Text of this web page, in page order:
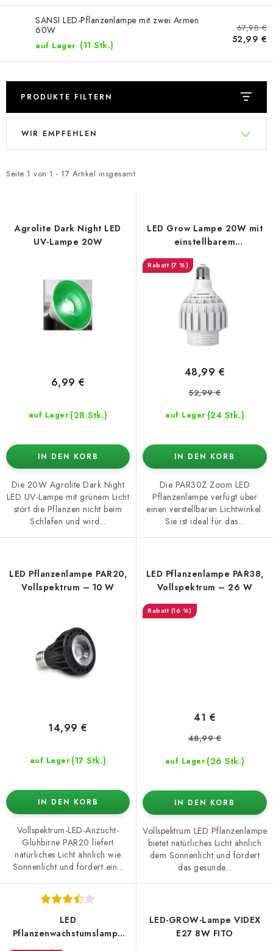
SANSI LED-Pflanzenlampe mit zwei Armen
60W
auf Lager (11 Stk.)
67,98 €
52,99 €
PRODUKTE FILTERN
L
t
e
Seite 1 von 1 - 17 Artikel insgesamt
P
d
WIR EMPFEHLEN
Agrolite Dark Night LED
UV-Lampe 20W
auf Lager (28 Stk.)
6,99 €
IN DEN KORB
Die 20W Agrolite Dark Night
LED UV-Lampe mit grünem Licht
stört die Pflanzen nicht beim
Schlafen und wird...
LED Grow Lampe 20W mit
einstellbarem
Abstrahlwinkel 15°–60°
(7 %)
auf Lager (24 Stk.)
48,99 €
52,99 €
IN DEN KORB
Die PAR30Z Zoom LED
Pflanzenlampe verfügt über
einen verstellbaren Lichtwinkel.
Sie ist ideal für das...
LED Pflanzenlampe PAR20,
Vollspektrum – 10 W
auf Lager (17 Stk.)
14,99 €
IN DEN KORB
Vollspektrum-LED-Anzucht-
Glühbirne PAR20 liefert
natürliches Licht ähnlich wie
Sonnenlicht und fördert ein...
LED Pflanzenlampe PAR38,
Vollspektrum – 26 W
(16 %)
auf Lager (26 Stk.)
41 €
48,99 €
IN DEN KORB
Vollspektrum LED Pflanzenlampe
bietet natürliches Licht ähnlich
dem Sonnenlicht und fördert
das gesunde...
LED
Pflanzenwachstumslampe
LED-GROW-Lampe VIDEX
E27 8W FITO